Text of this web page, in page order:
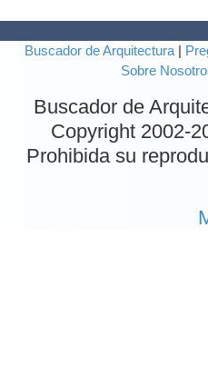
Buscador de Arquitectura
Sobre
Buscador de
Copyright 2002-
Prohibida su